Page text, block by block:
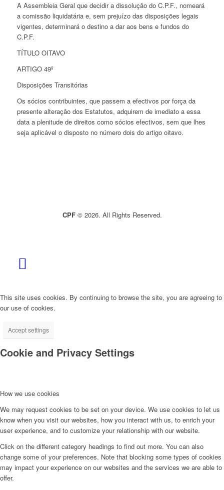
A Assembleia Geral que decidir a dissolução do C.P.F., nomeará
a comissão liquidatária e, sem prejuízo das disposições legais
vigentes, determinará o destino a dar aos bens e fundos do
C.P.F.
TÍTULO OITAVO
ARTIGO 49º
Disposições Transitórias
Os sócios contribuintes, que passem a efectivos por força da
presente alteração dos Estatutos, adquirem de imediato a essa
data a plenitude de direitos como sócios efectivos, sem que lhes
seja aplicável o disposto no número dois do artigo oitavo.
CPF© 2026. All Rights Reserved.
This site uses cookies. By continuing to browse the site, you are agreeing to
our use of cookies.
Accept settings
Cookie and Privacy Settings
How we use cookies
We may request cookies to be set on your device. We use cookies to let us
know when you visit our websites, how you interact with us, to enrich your
user experience, and to customize your relationship with our website.
Click on the different category headings to find out more. You can also
change some of your preferences. Note that blocking some types of cookies
may impact your experience on our websites and the services we are able to
offer.